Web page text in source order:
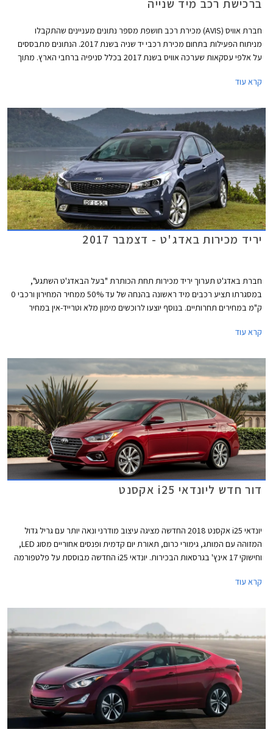
ברכישת רכב מיד שנייה
חברת אוויס (AVIS) מכירת רכב חושפת מספר נתונים מעניינים שהתקבלו
מניתוח הפעילות בתחום מכירת רכבי יד שניה בשנת 2017. הנתונים מתבססים
על אלפי עסקאות שערכה אוויס בשנת 2017 בכלל סניפיה ברחבי הארץ. מתוך
בהן נמכרו יותר רכבי יד שנייה מאחרות, באלו ימים בשבוע מתבצעות רוב
קרא עוד
יריד מכירות באדג'ט - דצמבר 2017
חברת באדג'ט תערוך יריד מכירות תחת הכותרת "בעל הבאדג'ט השתגע",
במסגרתו תציע רכבים מיד ראשונה בהנחה של עד 50% ממחיר המחירון ורכבי 0
ק"מ במחירים תחרותיים. בנוסף יוצעו לרוכשים מימון מלא וטרייד-אין במחיר
התעופה, ירושלים, באר שבע, אשדוד, וחיפה.
קרא עוד
דור חדש ליונדאי i25 אקסנט
יונדאי i25 אקסנט 2018 החדשה מציגה עיצוב מודרני ונאה יותר עם גריל גדול
המזוהה עם המותג, גימורי כרום, תאורת יום קדמית ופנסים אחוריים מסוג LED,
וחישוקי 17 אינץ' בגרסאות הבכירות. יונדאי i25 החדשה מבוססת על פלטפורמה
ונעימה יותר. בנוסף הותקנה מערכת היגוי חשמלית חדשה ויעילה התורמת
תא נוסעים מרווח יותר הודות לגידול קל במידות. בפיתוח יונדאי i25 אקסנט 2018
החדשה הושם דגש על הנדסת אנוש ושימוש בחומרים איכותיים ביחס למקובל
בקטגוריה.
קרא עוד